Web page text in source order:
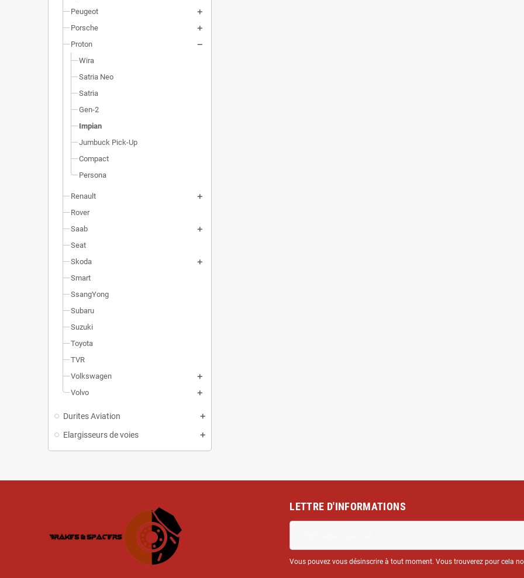
Peugeot
Porsche
Proton
Wira
Satria Neo
Satria
Gen-2
Impian
Jumbuck Pick-Up
Compact
Persona
Renault
Rover
Saab
Seat
Skoda
Smart
SsangYong
Subaru
Suzuki
Toyota
TVR
Volkswagen
Volvo
Durites Aviation
Elargisseurs de voies
LETTRE D'INFORMATIONS
Vous pouvez vous désinscrire à tout moment. Vous trouverez pour cela